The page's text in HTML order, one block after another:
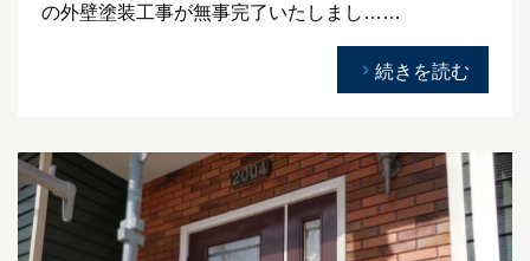
の外壁塗装工事が無事完了いたしまし……
続きを読む